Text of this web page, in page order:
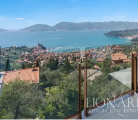
skyddad avglasbalustrader med
bevarar den fria utsikten över
omgivande kullarna. Den
cirka 700 kvm,med enprivat
medelhavsvegetationen,
sidor: i norr, där den
grönskan leder till entrén, och i
sluttar ner mot utsikten.